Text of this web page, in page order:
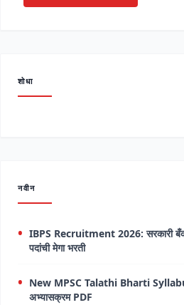
शोधा
नवीन
IBPS Recruitment 2026: सरकारी
पदांची मेगा भरती
New MPSC Talathi Bharti
अभ्यासक्रम PDF